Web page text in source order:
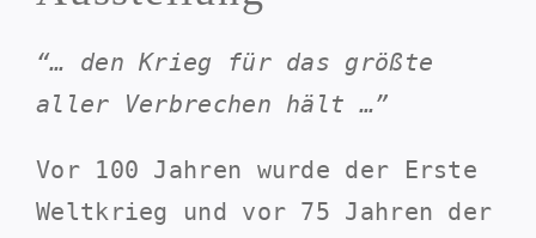
“… den Krieg für das größte
aller Verbrechen hält …”
Vor 100 Jahren wurde der Erste
Weltkrieg und vor 75 Jahren der